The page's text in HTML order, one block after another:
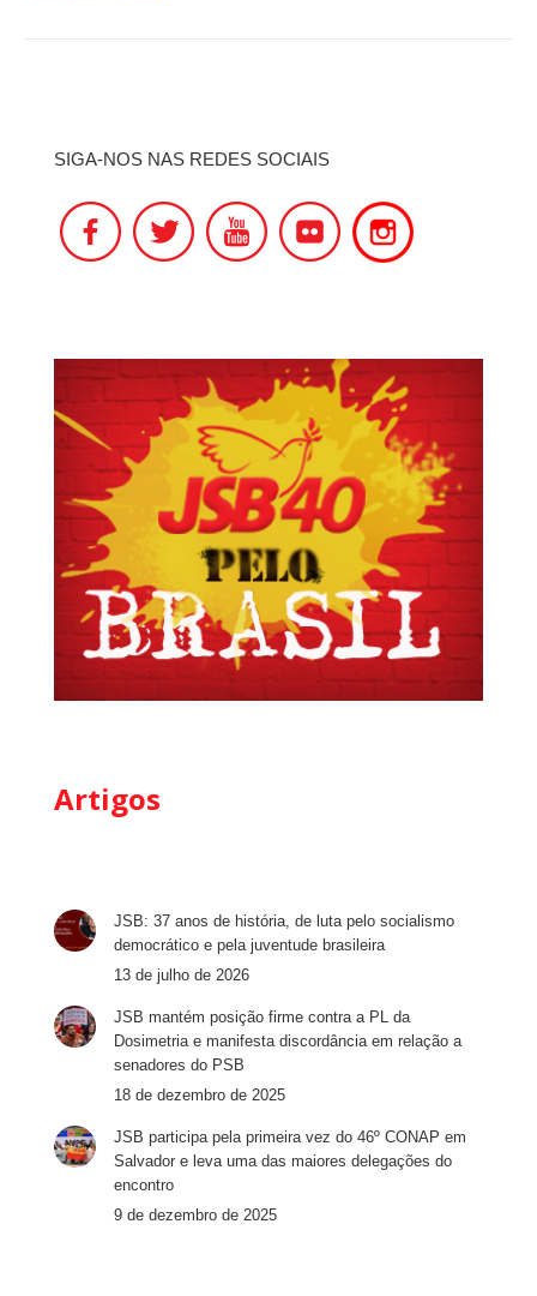
SIGA-NOS NAS REDES SOCIAIS
Artigos
JSB: 37 anos de história, de luta pelo socialismo
democrático e pela juventude brasileira
13 de julho de 2026
JSB mantém posição firme contra a PL da
Dosimetria e manifesta discordância em relação a
senadores do PSB
18 de dezembro de 2025
JSB participa pela primeira vez do 46º CONAP em
Salvador e leva uma das maiores delegações do
encontro
9 de dezembro de 2025